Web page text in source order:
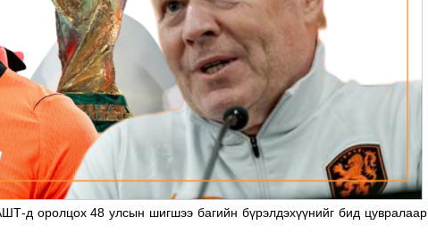
д оролцох 48 улсын шигшээ багийн бүрэлдэхүүнийг бид цувралаар